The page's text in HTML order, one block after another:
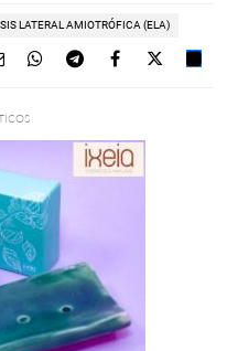
LATERAL AMIOTRÓFICA (ELA)